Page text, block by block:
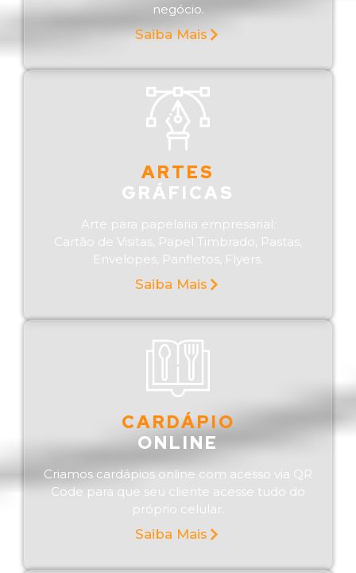
negócio.
Saiba Mais
ARTES
GRÁFICAS
Arte para papelaria empresarial:
Cartão de Visitas, Papel Timbrado, Pastas,
Envelopes, Panfletos, Flyers.
Saiba Mais
CARDÁPIO
ONLINE
Criamos cardápios online com acesso via QR
Code para que seu cliente acesse tudo do
próprio celular.
Saiba Mais